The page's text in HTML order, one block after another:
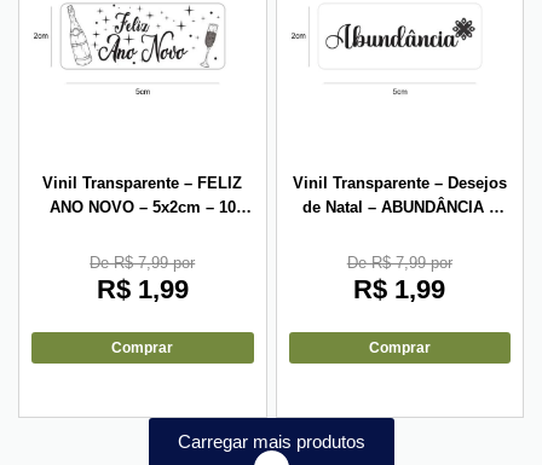
Vinil Transparente – FELIZ
ANO NOVO – 5x2cm – 10
De R$ 7,99 por
R$1,99
Comprar
Vinil Transparente – Desejos
de Natal – ABUNDÂNCIA –
De R$ 7,99 por
R$ 1,99
Comprar
Carregar mais produtos